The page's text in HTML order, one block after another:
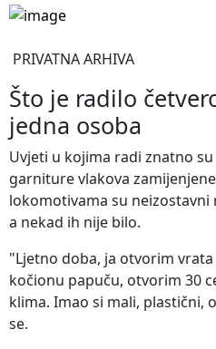
PRIVATNA ARHIVA
Što je radilo
jedna osoba
Uvjeti u kojima radi znatno
garniture vlakova
lokomotivama su
a nekad ih nije bilo.
"Ljetno doba, ja otvorim
kočionu papuču, otvorim 30
klima. Imao si mali, plastični,
se.